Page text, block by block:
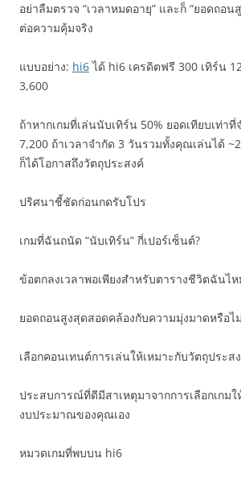
อย่าลืมตรวจ “เวลาหมดอายุ” และก็ “ยอดถอน
ต่อความคุ้มจริง
แบบอย่าง: hi6ได้ hi6 เครดิตฟรี 300 เทิร์น
3,600
ถ้าหากเกมที่เล่นนับเทิร์น 50% ยอดเทียบเท่าที่
7,200 ถ้าเวลาจำกัด 3 วันรวมทั้งคุณเล่นได้
ก็ได้โอกาสถึงวัตถุประสงค์
ปริศนาชี้ชัดก่อนกดรับโปร
เกมที่ฉันถนัด “นับเทิร์น” กี่เปอร์เซ็นต์?
ข้อตกลงเวลาพอเพียงสำหรับตารางชีวิตฉันไห
ยอดถอนสูงสุดสอดคล้องกับความมุ่งมาดหรือไ
เลือกคอนเทนต์การเล่นให้เหมาะกับวัตถุประส
ประสบการณ์ที่ดีมีสาเหตุมาจากการเลือกเกม
งบประมาณของคุณเอง
หมวดเกมที่พบบน hi6